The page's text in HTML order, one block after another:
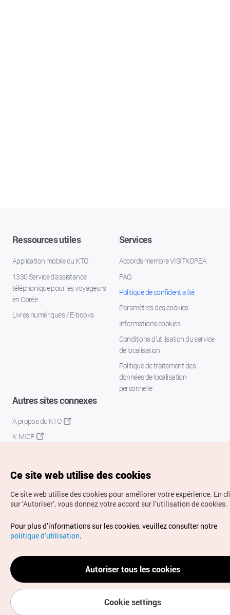
Ressources utiles
Application mobile du KTO
1330 Service d'assistance
téléphonique pour les voyageurs
en Corée
Livres numériques / E-books
Services
Accords membre VISITKOREA
FAQ
Politique de confidentialité
Paramètres des cookies
Informations cookies
Conditions d’utilisation du service
de localisation
Politique de traitement des
données de localisation
personnelle
Autres sites connexes
À propos du KTO
K-MICE
Droits d’auteur (c) Office National du Tourisme en Corée.
Tous droits réservés.
Pour les rapports d'erreurs et demandes de renseignements,
adressez vos demandes à
info.ontc@gmail.com
Ce site web utilise des cookies
Ce site web utilise des cookies pour améliorer votre expérience. En
sur ‘Autoriser’, vous donnez votre accord sur l’utilisation de cookies.
Pour plus d’informations sur les cookies, veuillez consulter notre
politique d’utilisation.
Autoriser tous les cookies
Cookie settings